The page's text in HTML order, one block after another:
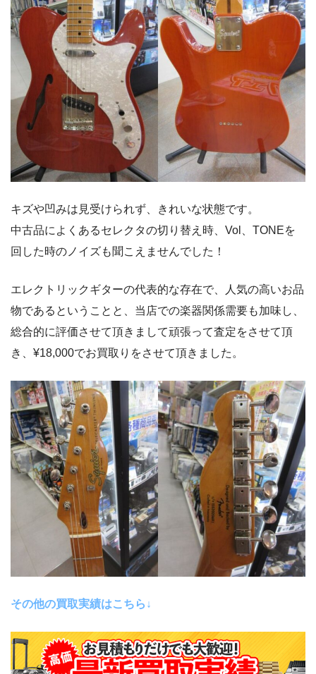
キズや凹みは見受けられず、きれいな状態です。
中古品によくあるセレクタの切り替え時、Vol、TONEを
回した時のノイズも聞こえませんでした！
エレクトリックギターの代表的な存在で、人気の高いお品
物であるということと、当店での楽器関係需要も加味し、
総合的に評価させて頂きまして頑張って査定をさせて頂
き、¥18,000でお買取りをさせて頂きました。
その他の買取実績はこちら↓